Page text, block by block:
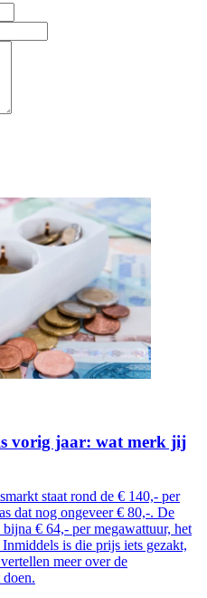
vorig jaar: wat merk jij
staat rond de € 140,- per
dat nog ongeveer € 80,-. De
€ 64,- per megawattuur, het
is die prijs iets gezakt,
meer over de